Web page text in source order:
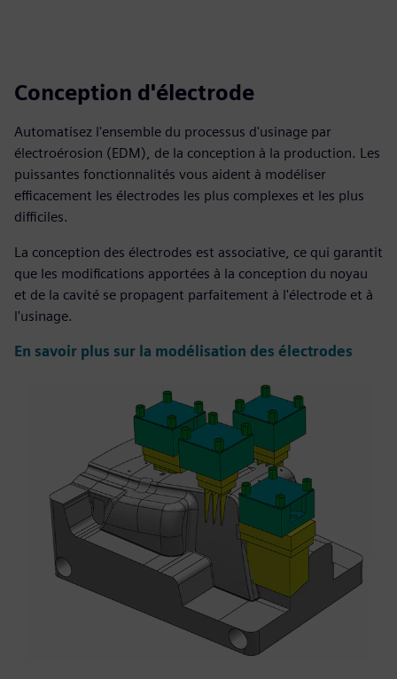
Conception d'électrode
Automatisez l'ensemble du processus d'usinage par
électroérosion (EDM), de la conception à la production. Les
puissantes fonctionnalités vous aident à modéliser
efficacement les électrodes les plus complexes et les plus
difficiles.
La conception des électrodes est associative, ce qui garantit
que les modifications apportées à la conception du noyau
et de la cavité se propagent parfaitement à l'électrode et à
l'usinage.
En savoir plus sur la modélisation des électrodes